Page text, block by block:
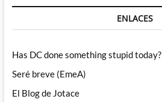
ENLACES
Has DC done something stupid today?
Seré breve (EmeA)
El Blog de Jotace